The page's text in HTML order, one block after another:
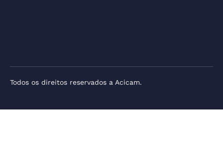
Todos os direitos reservados a Acicam.